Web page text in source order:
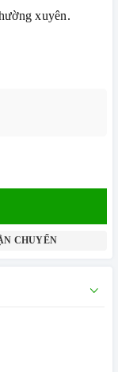
xuyên.
CHUYỂN